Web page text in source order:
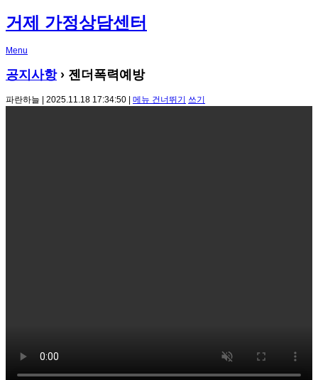
거제 가정상담센터
Menu
공지사항› 젠더폭력예방
파란하늘 | 2025.11.18 17:34:50 | 메뉴 건너뛰기 쓰기